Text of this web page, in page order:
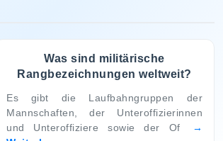
Was sind militärische
Rangbezeichnungen weltweit?
Es gibt die Laufbahngruppen der
Mannschaften, der Unteroffizierinnen
und Unteroffiziere sowie der Of